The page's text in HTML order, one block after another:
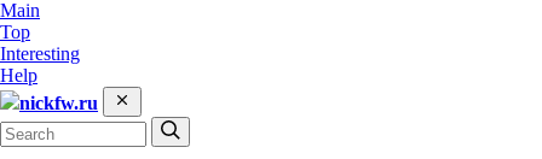
Main
Top
Interesting
Help
nickfw.ru